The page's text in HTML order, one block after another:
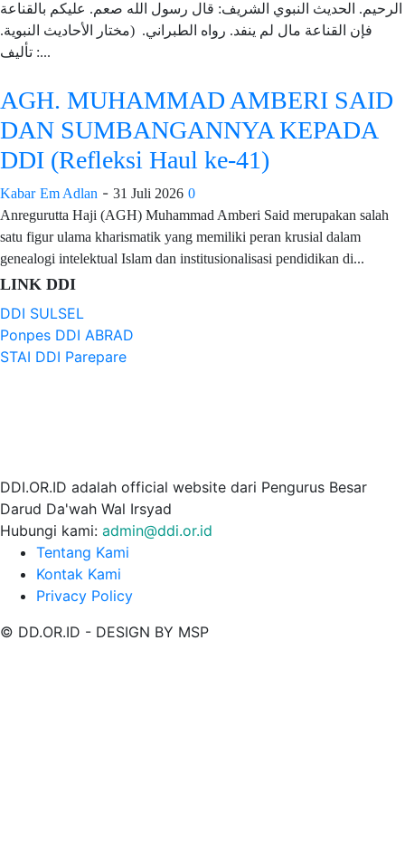
الرحيم. الحديث النبوي الشريف: قال رسول الله صعم. عليكم بالقناعة
فإن القناعة مال لم ينفد. رواه الطبراني. (مختار الأحاديث النبوية.
تأليف :...
AGH. MUHAMMAD AMBERI SAID
DAN SUMBANGANNYA KEPADA
DDI (Refleksi Haul ke-41)
Kabar Em Adlan - 31 Juli 2026 0
Anregurutta Haji (AGH) Muhammad Amberi Said merupakan salah
satu figur ulama kharismatik yang memiliki peran krusial dalam
genealogi intelektual Islam dan institusionalisasi pendidikan di...
LINK DDI
DDI SULSEL
Ponpes DDI ABRAD
STAI DDI Parepare
DDI.OR.ID adalah official website dari Pengurus Besar
Darud Da'wah Wal Irsyad
Hubungi kami: admin@ddi.or.id
Tentang Kami
Kontak Kami
Privacy Policy
© DD.OR.ID - DESIGN BY MSP